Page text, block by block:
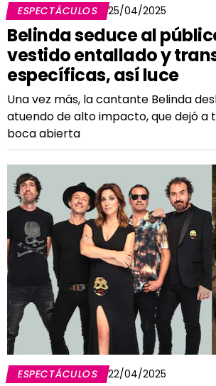
ESPECTÁCULOS 25/04/2025
Belinda seduce al
vestido entallado y
específicas, así luce
Una vez más, la cantante Belinda
atuendo de alto impacto, que dejó a
boca abierta
ESPECTÁCULOS 22/04/2025